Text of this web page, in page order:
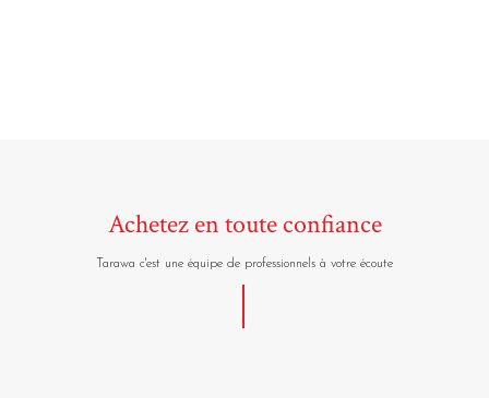
Achetez en toute confiance
Tarawa c'est une équipe de professionnels à votre écoute